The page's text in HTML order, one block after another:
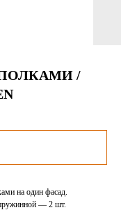
/
на один фасад.
— 2 шт.